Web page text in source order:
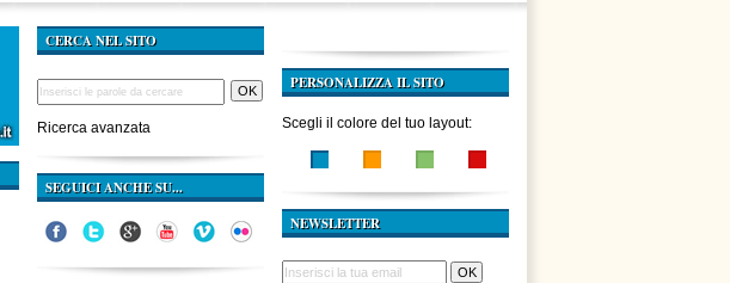
CERCA NEL SITO
Ricerca avanzata
SEGUICI ANCHE SU...
PERSONALIZZA IL SITO
Scegli il colore del tuo layout:
NEWSLETTER